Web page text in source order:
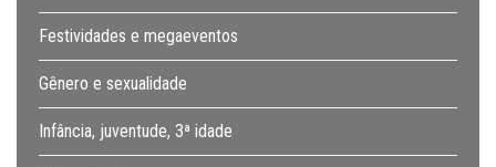
Festividades e megaeventos
Gênero e sexualidade
Infância, juventude, 3ª idade